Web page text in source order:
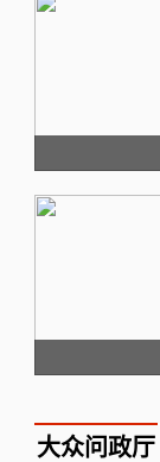
大众问政厅